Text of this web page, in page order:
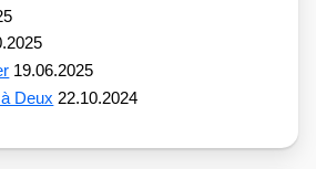
19.06.2025
Deux 22.10.2024